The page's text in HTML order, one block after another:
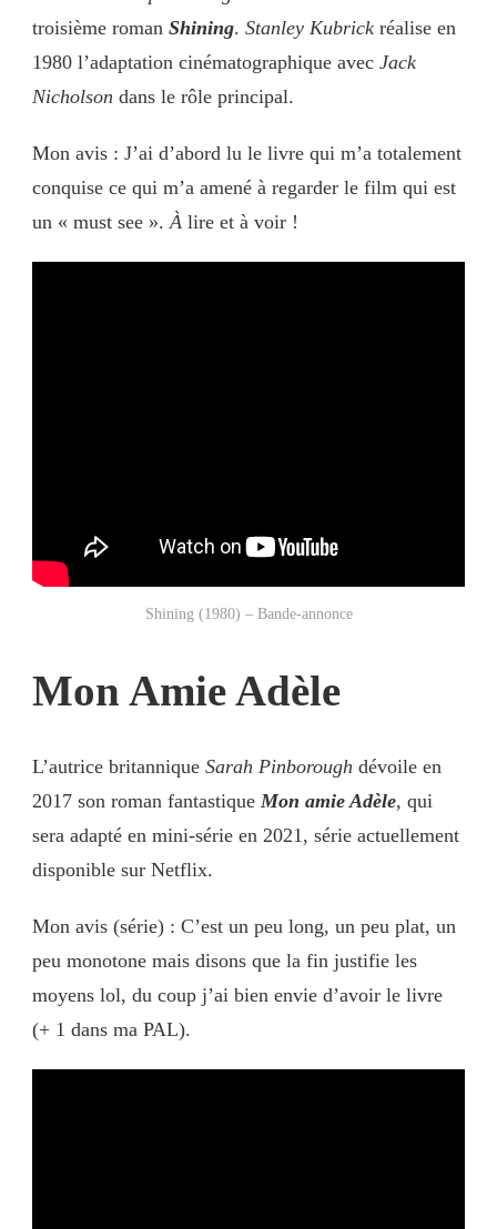
troisième roman Shining. Stanley Kubrick réalise en
1980 l’adaptation cinématographique avec Jack
Nicholson dans le rôle principal.
Mon avis : J’ai d’abord lu le livre qui m’a totalement
conquise ce qui m’a amené à regarder le film qui est
un « must see ». À lire et à voir !
Shining (1980) – Bande-annonce
Mon Amie Adèle
L’autrice britannique Sarah Pinborough dévoile en
2017 son roman fantastiqueMon amie Adèle, qui
sera adapté en mini-série en 2021, série actuellement
disponible sur Netflix.
Mon avis (série) : C’est un peu long, un peu plat, un
peu monotone mais disons que la fin justifie les
moyens lol, du coup j’ai bien envie d’avoir le livre
(+ 1 dans ma PAL).